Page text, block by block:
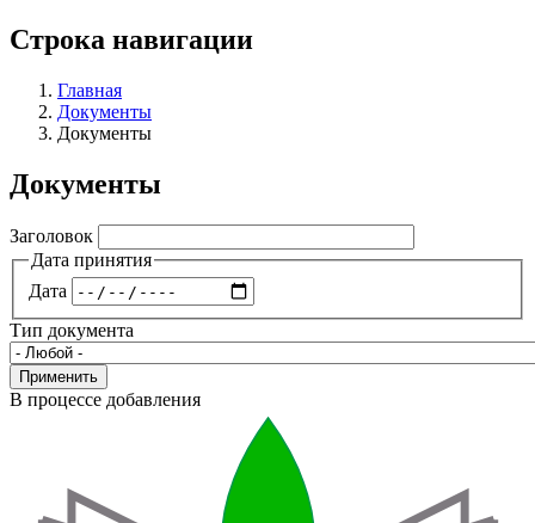
Строка навигации
Главная
Документы
Документы
Документы
Заголовок
Дата принятия
Дата
Тип документа
Применить
В процессе добавления